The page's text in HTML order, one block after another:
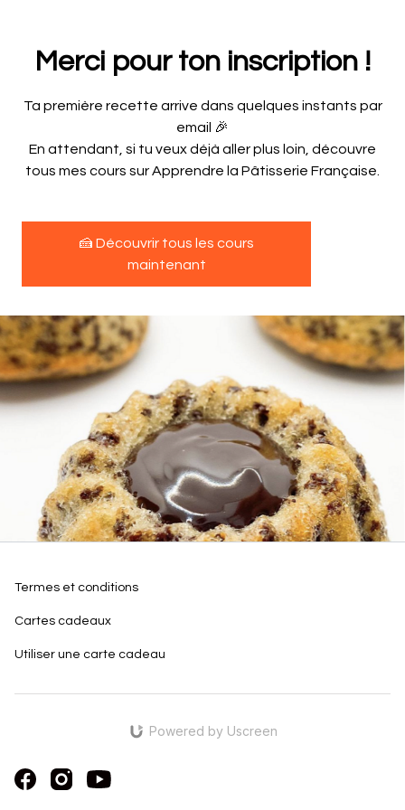
Merci pour ton inscription !
Ta première recette arrive dans quelques instants par
email 🎉
En attendant, si tu veux déjà aller plus loin, découvre
tous mes cours sur Apprendre la Pâtisserie Française.
🍰 Découvrir tous les cours
maintenant
Termes et conditions
Cartes cadeaux
Utiliser une carte cadeau
Powered by Uscreen